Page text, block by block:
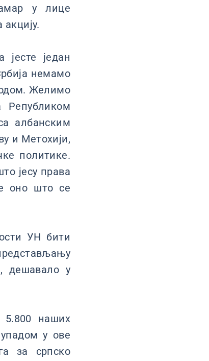
у лице
један
немамо
Желимо
албанским
и Метохији,
политике.
јесу права
оно што се
УН бити
дешавало у
5.800 наших
у ове
за српско